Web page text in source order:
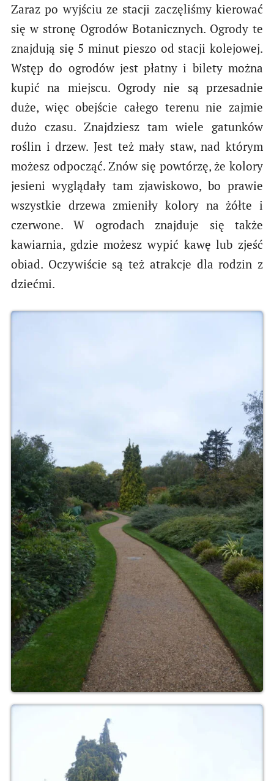
Zaraz po wyjściu ze stacji zaczęliśmy kierować
się w stronę Ogrodów Botanicznych. Ogrody te
znajdują się 5 minut pieszo od stacji kolejowej.
Wstęp do ogrodów jest płatny i bilety można
kupić na miejscu. Ogrody nie są przesadnie
duże, więc obejście całego terenu nie zajmie
dużo czasu. Znajdziesz tam wiele gatunków
roślin i drzew. Jest też mały staw, nad którym
możesz odpocząć. Znów się powtórzę, że kolory
jesieni wyglądały tam zjawiskowo, bo prawie
wszystkie drzewa zmieniły kolory na żółte i
czerwone. W ogrodach znajduje się także
kawiarnia, gdzie możesz wypić kawę lub zjeść
obiad. Oczywiście są też atrakcje dla rodzin z
dziećmi.